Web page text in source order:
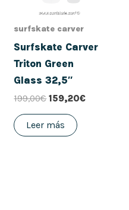
surfskate carver
Surfskate Carver
Triton Green
Glass 32,5″
199,00€ 159,20€
Leer más